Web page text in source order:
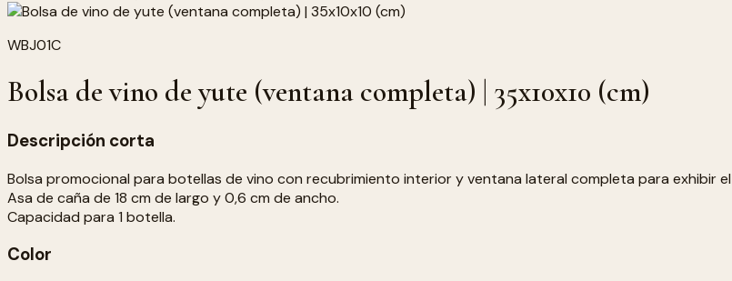
WBJ01C
Bolsa de vino de yute (ventana completa) | 35x10x10 (cm)
Descripción corta
Bolsa promocional para botellas de vino con recubrimiento interior y ventana lateral completa para exhibir
Asa de caña de 18 cm de largo y 0,6 cm de ancho.
Capacidad para 1 botella.
Color